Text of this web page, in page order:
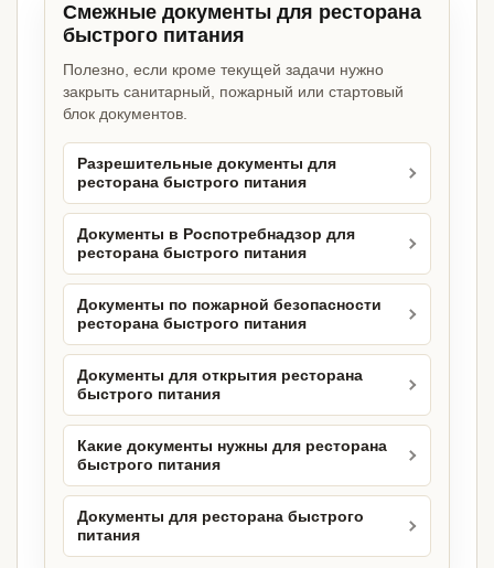
Смежные документы для ресторана
быстрого питания
Полезно, если кроме текущей задачи нужно
закрыть санитарный, пожарный или стартовый
блок документов.
Разрешительные документы для
ресторана быстрого питания
Документы в Роспотребнадзор для
ресторана быстрого питания
Документы по пожарной безопасности
ресторана быстрого питания
Документы для открытия ресторана
быстрого питания
Какие документы нужны для ресторана
быстрого питания
Документы для ресторана быстрого
питания